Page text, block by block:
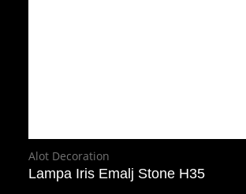
Alot Decoration
Lampa Iris Emalj Stone H35